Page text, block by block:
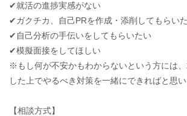
✔︎就活の進捗実感がない
✔︎ガクチカ、自己PRを作成・添削してもらい
✔︎自己分析の手伝いをしてもらいたい
✔︎模擬面接をしてほしい
※もし何が不安かもわからないという方には
した上でやるべき対策を一緒にできればと思い
【相談方式】